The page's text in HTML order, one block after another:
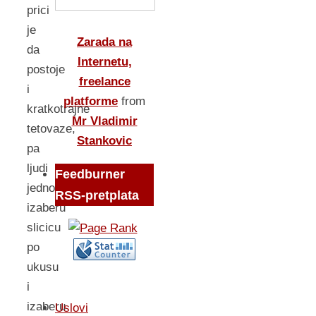
prici
je
da
postoje
i
kratkotrajne
tetovaze,
pa
ljudi
jednostavno
izaberu
slicicu
po
ukusu
i
izaberu
Zarada na
Internetu,
freelance
platforme from
Mr Vladimir
Stankovic
Feedburner
RSS-pretplata
Uslovi